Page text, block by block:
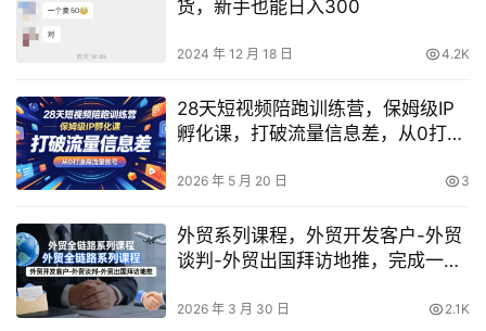
货，新手也能日入300
2024 年 12 月 18 日 4.2K
28天短视频陪跑训练营，保姆级IP
孵化课，打破流量信息差，从0打造
2026 年 5 月 20 日 3
外贸系列课程，外贸开发客户-外贸
谈判-外贸出国拜访地推，完成一个
2026 年 3 月 30 日 2.1K